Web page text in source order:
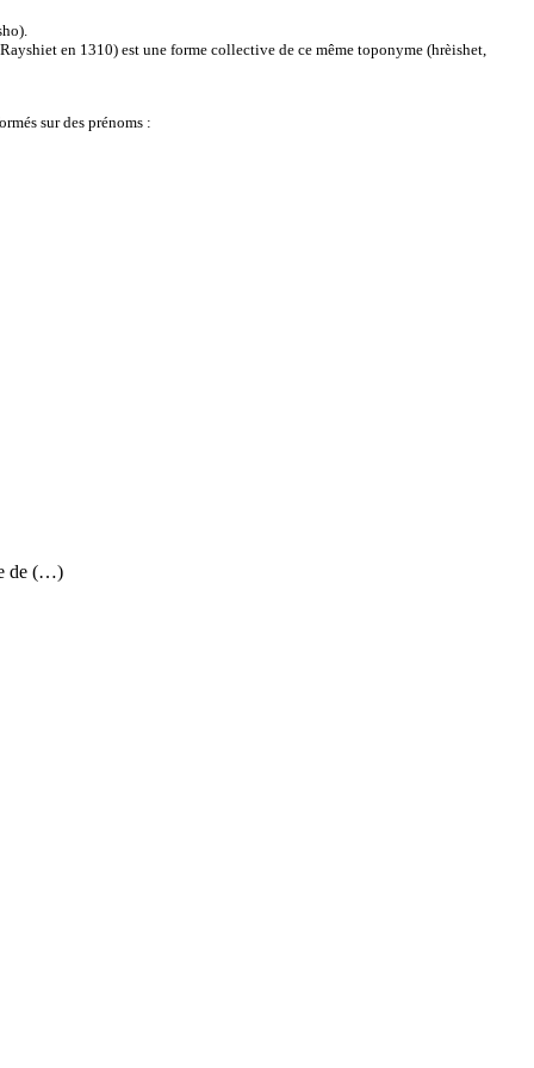
en 1310) est une forme collective de ce même toponyme (hrèishet,
sur des prénoms :
de (…)